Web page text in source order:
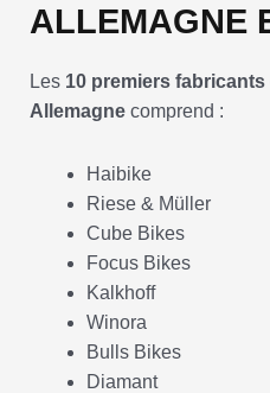
ALLEMAGNE
Les 10 premiers
Allemagne comprend :
Haibike
Riese & Müller
Cube Bikes
Focus Bikes
Kalkhoff
Winora
Bulls Bikes
Diamant